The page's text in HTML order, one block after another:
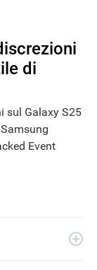
di
sul Galaxy S25
Event